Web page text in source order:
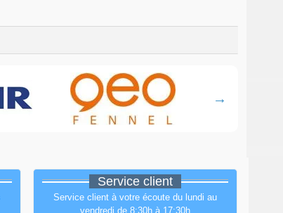
Service client
Service client à votre écoute du lundi au
vendredi de 8:30h à 17:30h